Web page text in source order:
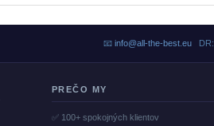
📧 info@all-the-best.euDR:
PREČO MY
✅ 100+ spokojných klientov